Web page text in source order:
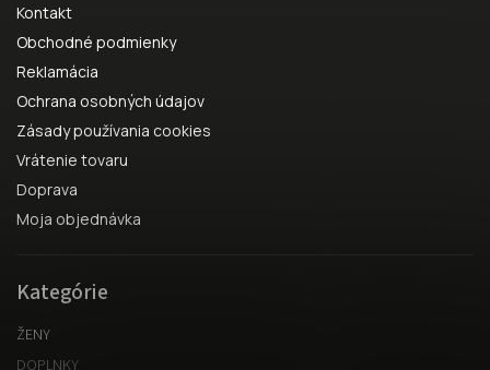
Kontakt
Obchodné podmienky
Reklamácia
Ochrana osobných údajov
Zásady používania cookies
Vrátenie tovaru
Doprava
Moja objednávka
Kategórie
ŽENY
DOPLNKY